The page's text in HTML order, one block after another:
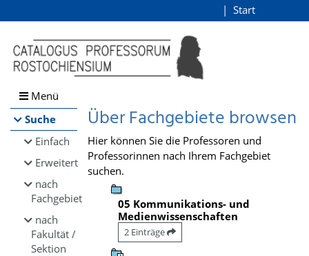
Browsen
direkt zum Inhalt
Start
Menü
Suche
Einfach
Erweitert
nach
Fachgebiet
nach
Fakultät /
Sektion
Über Fachgebiete browsen
Hier können Sie die Professoren und
Professorinnen nach Ihrem Fachgebiet
suchen.
05 Kommunikations- und
Medienwissenschaften
2 Einträge